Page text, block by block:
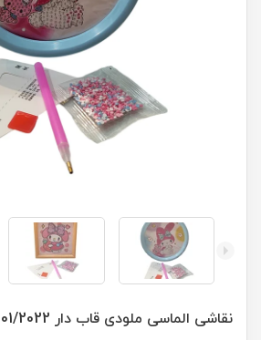
نقاشی الماسی ملودی قاب دار 001/2022